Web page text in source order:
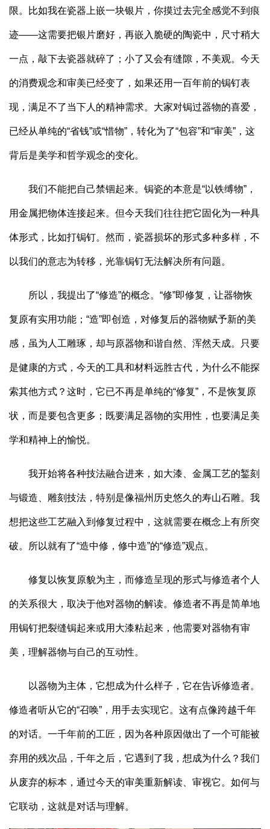
限。比如我在瓷器上嵌一块银片，你摸过去完全感觉不到痕
迹——这需要把银片磨好，再嵌入脆硬的陶瓷中，尺寸稍大
一点，敲下去瓷器就碎了；小了又会有缝隙，不美观。今天
的消费观念和审美已经变了，如果还用一百年前的锔钉表
现，满足不了当下人的精神需求。大家对锔过器物的喜爱，
已经从单纯的“省钱”或“惜物”，转化为了“包容”和“审美”，这
背后是美学和哲学观念的变化。
我们不能把自己禁锢起来。锔瓷的本意是“以铁缚物”，
用金属把物体连接起来。但今天我们往往把它固化为一种具
体形式，比如打锔钉。然而，瓷器损坏的形式多种多样，不
以我们的意志为转移，光靠锔钉无法解决所有问题。
所以，我提出了“修造”的概念。“修”即修复，让器物恢
复原有实用功能；“造”即创造，对修复后的器物赋予新的美
感，虽为人工雕琢，却与原器物和谐自然、浑然天成。只要
是健康的方式，今天的工具和材料远胜古代，为什么不能探
索其他方式？这时，它已不再是单纯的“修复”，不是恢复原
状，而是要包含更多；既要满足器物的实用性，也要满足美
学和精神上的愉悦。
我开始将各种技法融合进来，如大漆、金属工艺的錾刻
与锻造、雕刻技法，特别是像福州历史悠久的寿山石雕。我
想把这些工艺融入到修复过程中，这就需要在概念上有所突
破。所以就有了“造中修，修中造”的“修造”观点。
修复以恢复原貌为主，而修造呈现的形式与修造者个人
的关系很大，取决于他对器物的解读。修造者不再是简单地
用锔钉把裂缝锔起来或用大漆粘起来，他需要对器物有审
美，理解器物与自己的互动性。
以器物为主体，它想成为什么样子，它在告诉修造者。
修造者听从它的“召唤”，用手去实现它。这有点像跨越千年
的对话。一千年前的工匠，因为各种原因做出了一个可能被
弃用的残次品，千年之后，它遇到了我，想成为什么？我们
从废弃的标本，通过今天的审美重新解读、审视它。如何与
它联动，这就是对话与理解。